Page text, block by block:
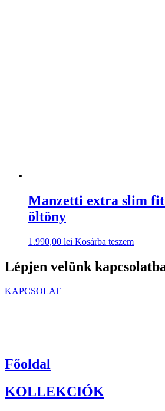
Manzetti extra slim fit
öltöny
1.990,00 lei Kosárba teszem
Lépjen velünk
KAPCSOLAT
Főoldal
KOLLEKCIÓK